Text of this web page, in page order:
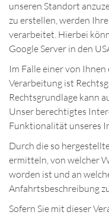
unseren Standort
zu erstellen, werden
verarbeitet. Hierbei
Google Server in den
Im Falle einer von
Verarbeitung ist
Rechtsgrundlage kann
Unser berechtigtes
Funktionalität unseres
Durch die so
ermitteln, von welcher
worden ist und an
Anfahrtsbeschreibung
Sofern Sie mit dieser